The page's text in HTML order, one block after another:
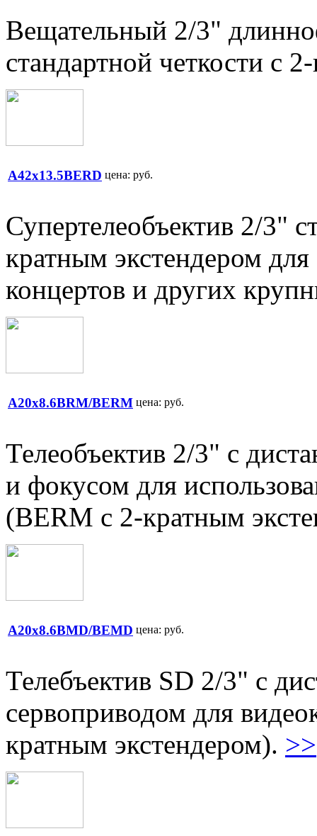
Вещательный 2/3"
стандартной четкости с
A42x13.5BERD цена: руб.
Супертелеобъектив 2/3"
кратным экстендером
концертов и других
A20x8.6BRM/BERM цена: руб.
Телеобъектив 2/3" с
и фокусом для
(BERM с 2-кратным
A20x8.6BMD/BEMD цена: руб.
Телебъектив SD 2/3" с
сервоприводом для
кратным экстендером). >>